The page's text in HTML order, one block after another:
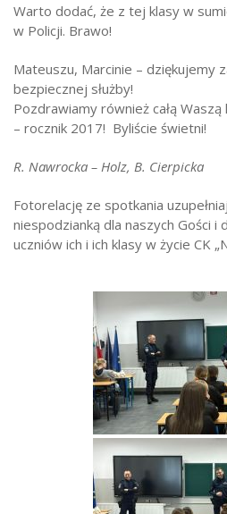
Warto dodać, że z tej klasy w
w Policji. Brawo!
Mateuszu, Marcinie – dziękujemy
bezpiecznej służby!
Pozdrawiamy również całą
– rocznik 2017! Byliście
R. Nawrocka – Holz, B. Cierpicka
Fotorelację ze spotkania
niespodzianką dla naszych Gości i
uczniów ich i ich klasy w życie CK